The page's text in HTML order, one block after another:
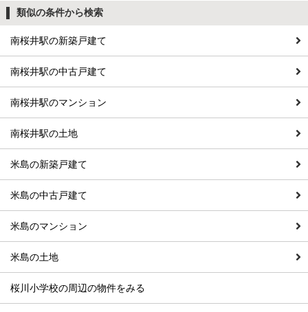
類似の条件から検索
南桜井駅の新築戸建て
南桜井駅の中古戸建て
南桜井駅のマンション
南桜井駅の土地
米島の新築戸建て
米島の中古戸建て
米島のマンション
米島の土地
桜川小学校の周辺の物件をみる